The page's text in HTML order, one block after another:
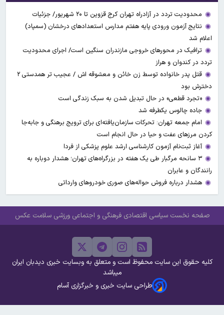
محدودیت تردد در آزادراه تهران کرج قزوین تا ۲۰ شهریور/ جزئیات
نتایج آزمون ورودی پایه هفتم مدارس استعدادهای درخشان (سمپاد)
اعلام شد
ترافیک در محورهای خروجی مازندران سنگین است/ اجرای محدودیت
تردد در کندوان و هراز
قتل پدر خانواده توسط زن خائن و معشوقه اش / عجیب تر همدستی ۲
دخترش بود
«تجرد قطعی» در حال تبدیل شدن به سبک زندگی است
جاده چالوس یکطرفه شد
امام جمعه تهران: تحرکات سازمان‌یافته‌ای برای ترویج برهنگی و جابه‌جا
کردن مرزهای عفت و حیا در حال انجام است
آغاز ثبت‌نام‌ آزمون کارشناسی ارشد علوم پزشکی از فردا
۳ سانحه مرگبار طی یک هفته در بزرگراه‌های تهران؛ هشدار دوباره به
رانندگان و عابران
هشدار درباره فروش حواله‌های صوری خودروهای وارداتی
صفحه نخست سیاسی اقتصادی فرهنگی و اجتماعی ورزشی سلامت عکس
کلیه حقوق این سایت محفوظ است و متعلق به وبسایت خبری دیدبان ایران
میباشد
طراحی سایت خبری و خبرگزاری آسام